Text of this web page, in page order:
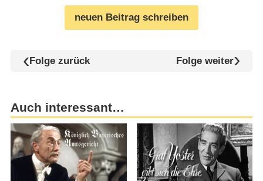
neuen Beitrag schreiben
Folge zurück Folge weiter
Auch interessant…